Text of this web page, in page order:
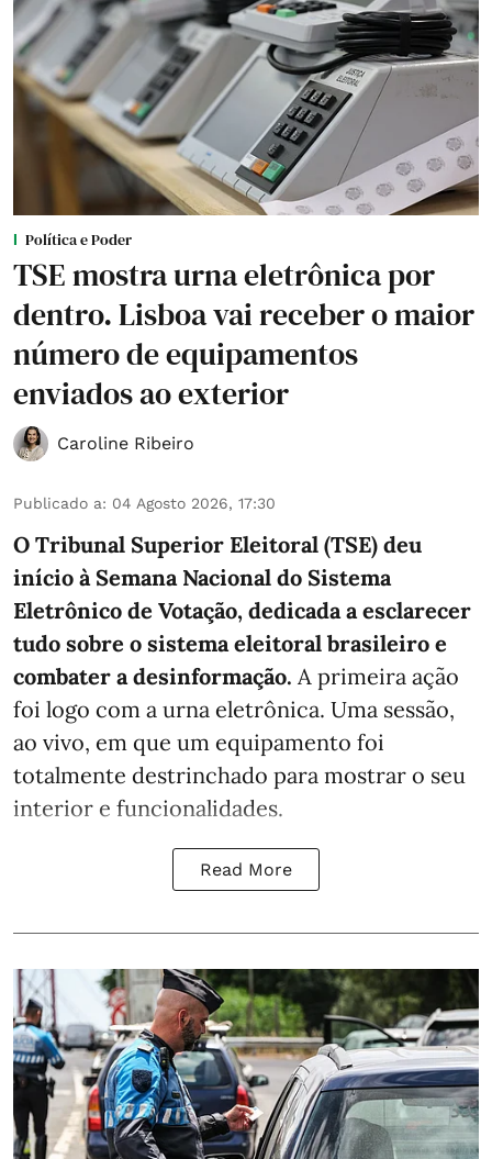
Política e Poder
TSE mostra urna eletrônica por
dentro. Lisboa vai receber o maior
número de equipamentos
enviados ao exterior
Caroline Ribeiro
Publicado a: 04 Agosto 2026, 17:30
O Tribunal Superior Eleitoral (TSE) deu
início à Semana Nacional do Sistema
Eletrônico de Votação, dedicada a esclarecer
tudo sobre o sistema eleitoral brasileiro e
combater a desinformação. A primeira ação
foi logo com a urna eletrônica. Uma sessão,
ao vivo, em que um equipamento foi
totalmente destrinchado para mostrar o seu
interior e funcionalidades.
Read More